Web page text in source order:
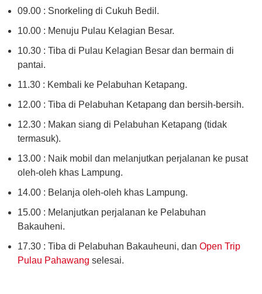
09.00 : Snorkeling di Cukuh Bedil.
10.00 : Menuju Pulau Kelagian Besar.
10.30 : Tiba di Pulau Kelagian Besar dan bermain di
pantai.
11.30 : Kembali ke Pelabuhan Ketapang.
12.00 : Tiba di Pelabuhan Ketapang dan bersih-bersih.
12.30 : Makan siang di Pelabuhan Ketapang (tidak
termasuk).
13.00 : Naik mobil dan melanjutkan perjalanan ke pusat
oleh-oleh khas Lampung.
14.00 : Belanja oleh-oleh khas Lampung.
15.00 : Melanjutkan perjalanan ke Pelabuhan
Bakauheni.
17.30 : Tiba di Pelabuhan Bakauheuni, dan Open Trip
Pulau Pahawang selesai.